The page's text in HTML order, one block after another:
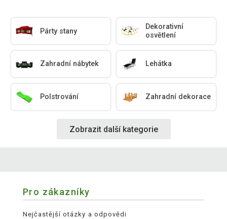
Párty stany
Dekorativní
osvětlení
Zahradní nábytek Lehátka
Polstrování Zahradní dekorace
Zobrazit další kategorie
Pro zákazníky
Nejčastější otázky a odpovědi